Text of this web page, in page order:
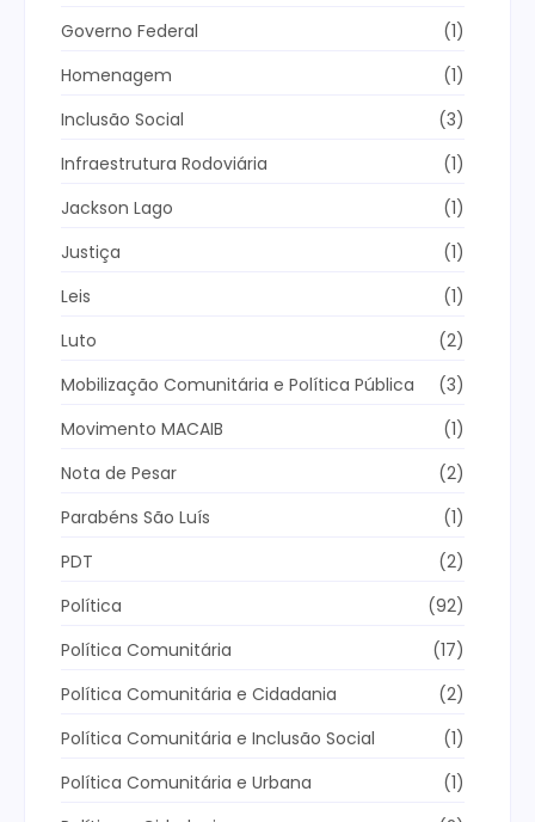
Governo Federal
(1)
Homenagem
(1)
Inclusão Social
(3)
Infraestrutura Rodoviária
(1)
Jackson Lago
(1)
Justiça
(1)
Leis
(1)
Luto
(2)
Mobilização Comunitária e Política Pública
(3)
Movimento MACAIB
(1)
Nota de Pesar
(2)
Parabéns São Luís
(1)
PDT
(2)
Política
(92)
Política Comunitária
(17)
Política Comunitária e Cidadania
(2)
Política Comunitária e Inclusão Social
(1)
Política Comunitária e Urbana
(1)